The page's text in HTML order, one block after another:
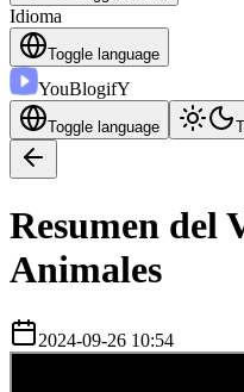
Idioma
Toggle language
YouBlogifY
Toggle language
Resumen del
Animales
2024-09-26 10:54